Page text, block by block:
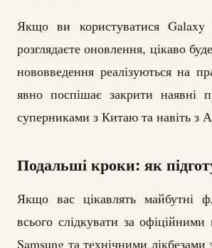
Якщо ви користуватися
розглядаєте оновлення, цікаво
нововведення реалізуються на
явно поспішає закрити наявні
суперниками з Китаю та навіть з
Подальші кроки: як
Якщо вас цікавлять майбутні
всього слідкувати за
Samsung та технічними лікбезами